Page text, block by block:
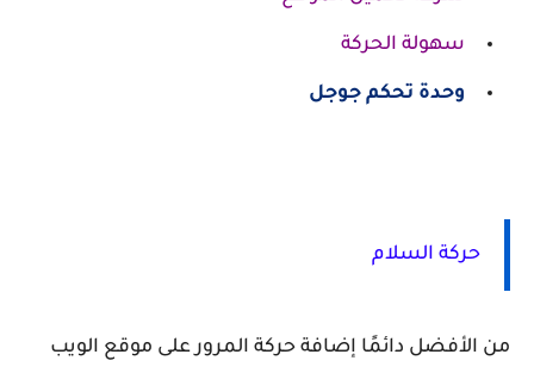
سهولة الحركة
وحدة تحكم جوجل
حركة السلام
من الأفضل دائمًا إضافة حركة المرور على موقع الويب